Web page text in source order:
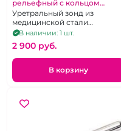
рельефный с кольцом
ограничителем
Уретральный зонд из
медицинской стали
толщиной до 0.8 см
В наличии: 1 шт.
2 900 pуб.
В корзину